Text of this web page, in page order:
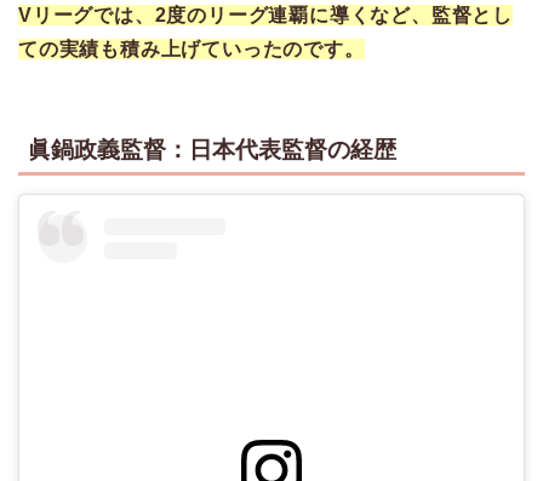
Vリーグでは、2度のリーグ連覇に導くなど、監督とし
ての実績も積み上げていったのです。
眞鍋政義監督：日本代表監督の経歴